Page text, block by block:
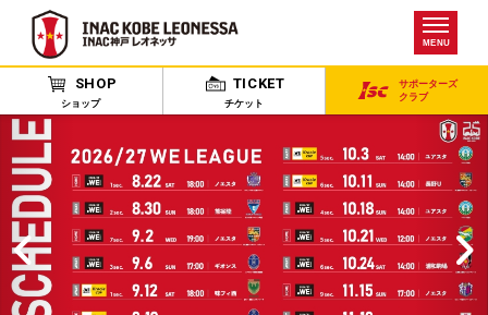
MENU
SHOP
ショップ
TICKET
チケット
サポーターズ
クラブ